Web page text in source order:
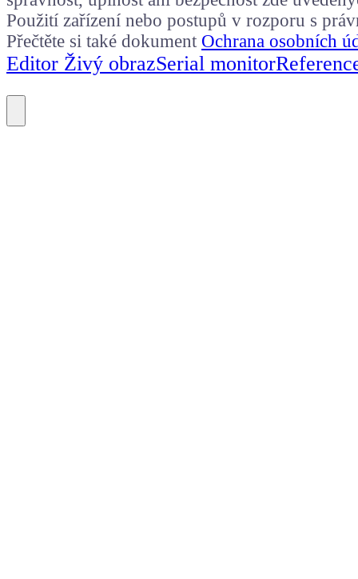
Použití zařízení nebo postupů v rozporu s
Přečtěte si také dokument Ochrana osobních
Editor Živý obrazSerial monitor